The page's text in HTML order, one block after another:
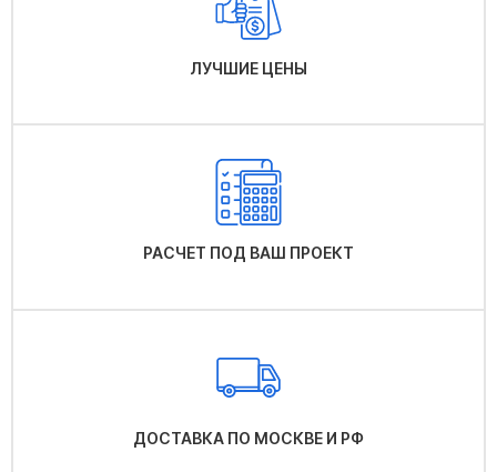
ЛУЧШИЕ ЦЕНЫ
РАСЧЕТ ПОД ВАШ ПРОЕКТ
ДОСТАВКА ПО МОСКВЕ И РФ